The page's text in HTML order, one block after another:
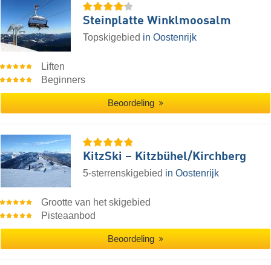
Steinplatte Winklmoosalm
Topskigebied in Oostenrijk
Liften
Beginners
Beoordeling
KitzSki – Kitzbühel/​Kirchberg
5-sterrenskigebied in Oostenrijk
Grootte van het skigebied
Pisteaanbod
Beoordeling